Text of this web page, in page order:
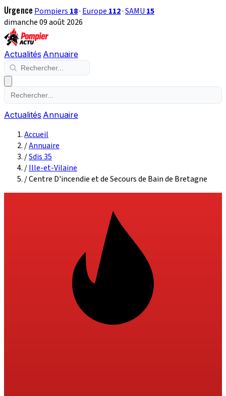
Urgence Pompiers 18· Europe 112·SAMU 15
dimanche 09 août 2026
Actualités Annuaire
Actualités Annuaire
Accueil
/Annuaire
/Sdis 35
/Ille-et-Vilaine
/Centre D'incendie et de Secours de Bain de Bretagne